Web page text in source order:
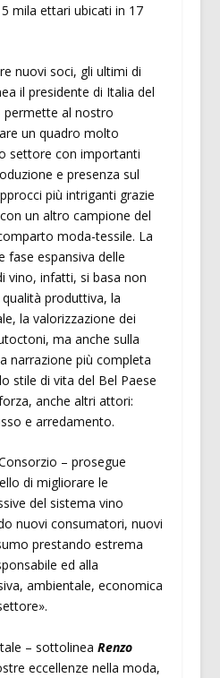
mila ettari ubicati in 17
nuovi soci, gli ultimi di
il presidente di Italia del
permette al nostro
un quadro molto
settore con importanti
e presenza sul
più intriganti grazie
un altro campione del
moda-tessile. La
fase espansiva delle
vino, infatti, si basa non
produttiva, la
la valorizzazione dei
ma anche sulla
narrazione più completa
stile di vita del Bel Paese
anche altri attori:
e arredamento.
– prosegue
di migliorare le
del sistema vino
nuovi consumatori, nuovi
prestando estrema
ed alla
ambientale, economica
– sottolinea Renzo
eccellenze nella moda,